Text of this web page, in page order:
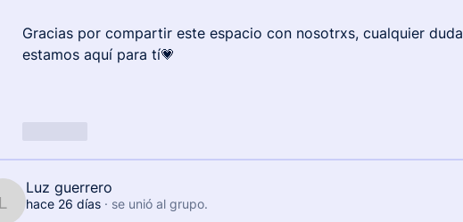
Gracias por compartir este espacio con nosotrxs, cualquier duda
estamos aquí para tí💗
Luz guerrero
Luz guerrero
hace 26 días · se unió al grupo.